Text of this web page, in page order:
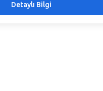
Detaylı Bilgi